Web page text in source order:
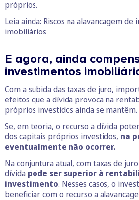
próprios.
Leia ainda: Riscos na alavancagem de
imobiliários
E agora, ainda
investimentos
Com a subida das taxas de juro,
efeitos que a dívida provoca na
próprios investidos ainda se mantêm.
Se, em teoria, o recurso a dívida
dos capitais próprios investidos, na
eventualmente não ocorrer.
Na conjuntura atual, com taxas de
dívida pode ser superior à
investimento. Nesses casos, o
beneficiar com o recurso a